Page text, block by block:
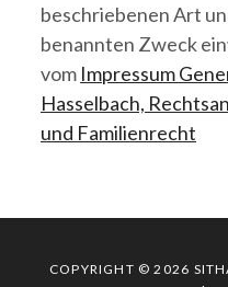
beschriebenen Art
benannten Zweck
vom Impressum
Hasselbach,
und Familienrecht
COPYRIGHT © 2026